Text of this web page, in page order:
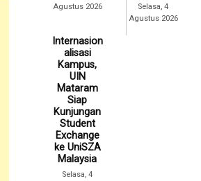
Agustus 2026
Selasa, 4
Agustus 2026
Internasion
alisasi
Kampus,
UIN
Mataram
Siap
Kunjungan
Student
Exchange
ke UniSZA
Malaysia
Selasa, 4